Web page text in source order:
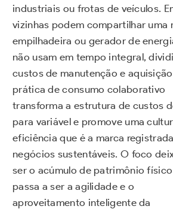
industriais ou frotas de veículos.
vizinhas podem compartilhar uma
empilhadeira ou gerador de
não usam em tempo integral,
custos de manutenção e
prática de consumo colaborativo
transforma a estrutura de custos
para variável e promove uma
eficiência que é a marca
negócios sustentáveis. O foco
ser o acúmulo de patrimônio
passa a ser a agilidade e o
aproveitamento inteligente da